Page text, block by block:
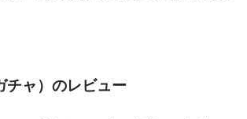
チャ）のレビュー